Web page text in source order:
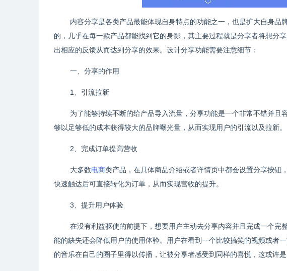
内容分享是各类产品最能体现自身特点的功能之一，也是扩大自身品
的，几乎在每一款产品都能找到它的身影，其主要过程就是分享者将想分
出相应的反馈从而达到分享的效果。设计分享功能需要注意细节：
一、分享的作用
1、引流拉新
为了能够持续不断的给产品导入流量，分享功能是一个非常不错并
够以足够低的成本获得较大的品牌曝光量，从而实现用户的引流以及拉新。
2、完成订单提高营收
大多数电商类产品，在具体商品介绍或者详情页中都会设置分享按钮
快速触达后可直接转化为订单，从而实现营收的提升。
3、提升用户体验
在没有利益驱使的前提下，想要用户主动去分享内容并且完成一个
能的缺失还会降低用户的使用体验。用户在看到一个比较搞笑的视频或者
的音乐在自己的圈子里得以传播，让被分享者感受到同样的喜悦，这或许